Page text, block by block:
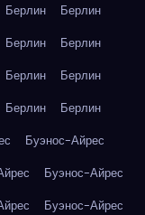
Берлин
Берлин
Берлин
Берлин
Берлин
Берлин
Берлин
Берлин
Буэнос-Айрес
Буэнос-Айрес
Буэнос-Айрес